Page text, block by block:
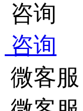
咨询
咨询
微客服